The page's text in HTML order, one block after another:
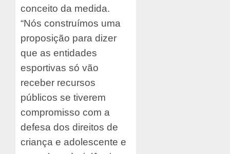
conceito da medida.
“Nós construímos uma
proposição para dizer
que as entidades
esportivas só vão
receber recursos
públicos se tiverem
compromisso com a
defesa dos direitos de
criança e adolescente e